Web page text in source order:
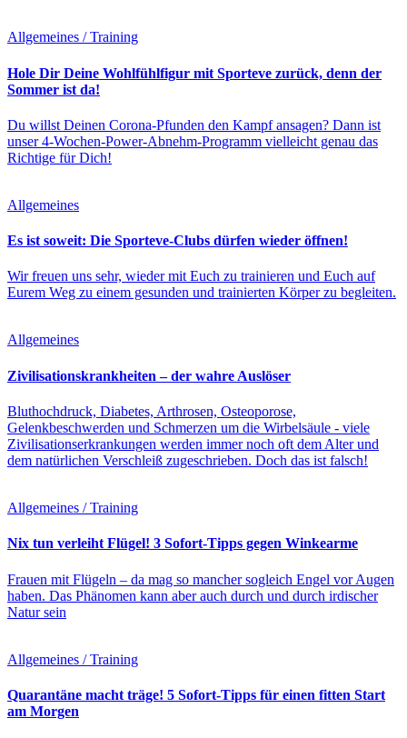
Allgemeines / Training
Hole Dir Deine Wohlfühlfigur mit Sporteve zurück, denn der
Sommer ist da!
Du willst Deinen Corona-Pfunden den Kampf ansagen? Dann ist
unser 4-Wochen-Power-Abnehm-Programm vielleicht genau das
Richtige für Dich!
Allgemeines
Es ist soweit: Die Sporteve-Clubs dürfen wieder öffnen!
Wir freuen uns sehr, wieder mit Euch zu trainieren und Euch auf
Eurem Weg zu einem gesunden und trainierten Körper zu begleiten.
Allgemeines
Zivilisationskrankheiten – der wahre Auslöser
Bluthochdruck, Diabetes, Arthrosen, Osteoporose,
Gelenkbeschwerden und Schmerzen um die Wirbelsäule - viele
Zivilisationserkrankungen werden immer noch oft dem Alter und
dem natürlichen Verschleiß zugeschrieben. Doch das ist falsch!
Allgemeines / Training
Nix tun verleiht Flügel! 3 Sofort-Tipps gegen Winkearme
Frauen mit Flügeln – da mag so mancher sogleich Engel vor Augen
haben. Das Phänomen kann aber auch durch und durch irdischer
Natur sein
Allgemeines / Training
Quarantäne macht träge! 5 Sofort-Tipps für einen fitten Start
am Morgen